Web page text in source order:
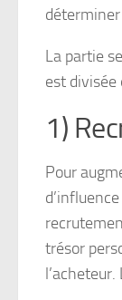
déterminer
La partie
est divisée
1)
Pour
trésor